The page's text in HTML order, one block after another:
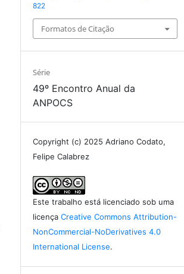
822
Formatos de Citação
Série
49º Encontro Anual da
ANPOCS
Copyright (c) 2025 Adriano Codato,
Felipe Calabrez
Este trabalho está licenciado sob uma
licençaCreative Commons Attribution-
NonCommercial-NoDerivatives 4.0
International License.